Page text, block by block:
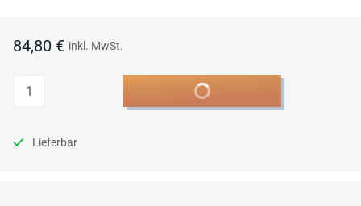
84,80 € inkl. MwSt.
Anzahl In den Warenkorb
Lieferbar